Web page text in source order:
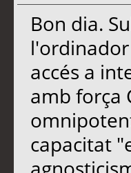
Bon dia.
accés a
amb força
capacitat